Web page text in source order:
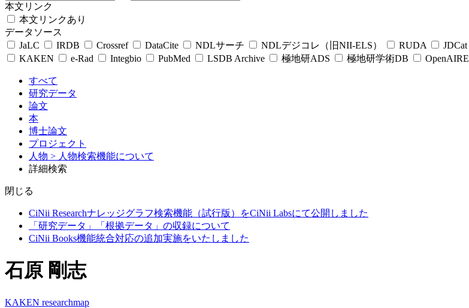
本文リンク
本文リンクあり
データソース
JaLC
IRDB Crossref DataCite NDLサーチ NDLデジコレ（旧NII-ELS） RUDA JDCat
KAKEN
e-Rad Integbio PubMed LSDB Archive 極地研ADS 極地研学術DB OpenAIRE
すべて
研究データ
論文
本
博士論文
プロジェクト
人物 > 人物検索機能について
詳細検索
閉じる
CiNii Researchナレッジグラフ検索機能（試行版）をCiNii Labsにて公開しました
「研究データ」「根拠データ」の収録について
CiNii Books機能統合対応の追加実施をいたしました
石原 剛志
KAKEN researchmap